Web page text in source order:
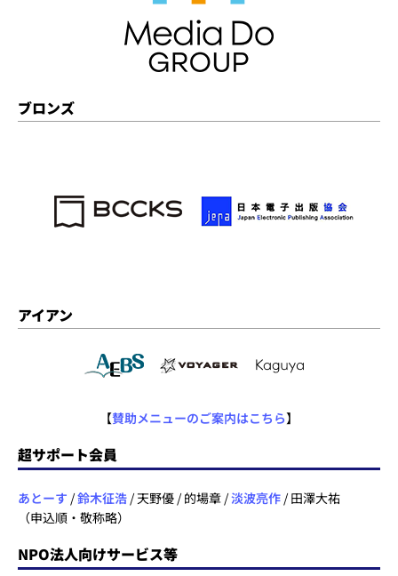
ブロンズ
アイアン
【賛助メニューのご案内はこちら】
超サポート会員
あとーす /鈴木征浩 / 天野優 / 的場章 /淡波亮作 / 田澤大祐
（申込順・敬称略）
NPO法人向けサービス等